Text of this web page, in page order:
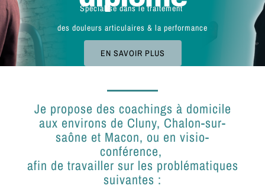
Spécialisé dans le traitement
des douleurs articulaires & la performance
EN SAVOIR PLUS
Je propose des coachings à domicile
aux environs de Cluny, Chalon-sur-
saône et Macon, ou en visio-
conférence,
afin de travailler sur les problématiques
suivantes :